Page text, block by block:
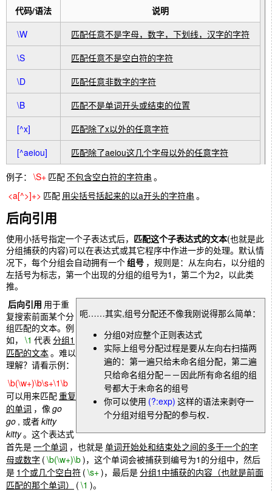
代码/语法
说明
\W
匹配任意不是字母，数字，下划线，汉字的字符
\S
匹配任意不是空白符的字符
\D
匹配任意非数字的字符
\B
匹配不是单词开头或结束的位置
[^x]
匹配除了x以外的任意字符
[^aeiou]
匹配除了aeiou这几个字母以外的任意字符
例子： \S+ 匹配不包含空白符的字符串 。
<a[^>]+> 匹配 用尖括号括起来的以a开头的字符串 。
后向引用
使用小括号指定一个子表达式后， 匹配这个子表达式的文本(也就是此
分组捕获的内容)可以在表达式或其它程序中作进一步的处理。默认情
况下，每个分组会自动拥有一个组号 ，规则是：从左向右，以分组的
左括号为标志，第一个出现的分组的组号为1，第二个为2，以此类
推。
呃……其实,组号分配还不像我刚说得那么简单：
分组0对应整个正则表达式
实际上组号分配过程是要从左向右扫描两
遍的：第一遍只给未命名组分配，第二遍
只给命名组分配－－因此所有命名组的组
号都大于未命名的组号
你可以使用 (?:exp) 这样的语法来剥夺一
个分组对组号分配的参与权．
后向引用 用于重
复搜索前面某个分
组匹配的文本。例
如， \1 代表 分组1
匹配的文本。难以
理解？请看示例：
\b(\w+)\b\s+\1\b
可以用来匹配重复
的单词 ，像 go
go , 或者kitty
kitty。这个表达式
首先是一个单词 ，也就是单词开始处和结束处之间的多于一个的字
母或数字 ( \b(\w+)\b)，这个单词会被捕获到编号为1的分组中，然后
是 1个或几个空白符 ( \s+)，最后是分组1中捕获的内容（也就是前面
匹配的那个单词）
( \1 )。